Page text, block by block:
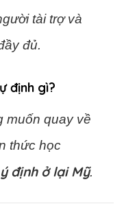
tài trợ và
đủ.
định gì?
muốn quay về
thức học
định ở lại Mỹ.